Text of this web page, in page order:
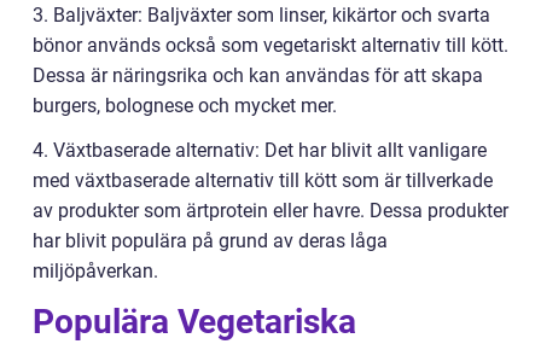
3. Baljväxter: Baljväxter som linser, kikärtor och svarta
bönor används också som vegetariskt alternativ till kött.
Dessa är näringsrika och kan användas för att skapa
burgers, bolognese och mycket mer.
4. Växtbaserade alternativ: Det har blivit allt vanligare
med växtbaserade alternativ till kött som är tillverkade
av produkter som ärtprotein eller havre. Dessa produkter
har blivit populära på grund av deras låga
miljöpåverkan.
Populära Vegetariska